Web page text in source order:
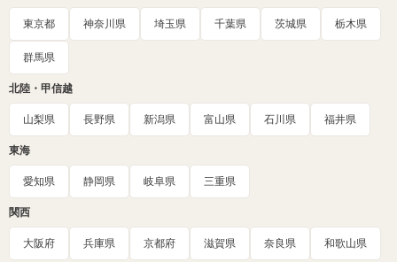
東京都 神奈川県 埼玉県 千葉県 茨城県 栃木県
群馬県
北陸・甲信越
山梨県 長野県 新潟県 富山県 石川県 福井県
東海
愛知県 静岡県 岐阜県 三重県
関西
大阪府 兵庫県 京都府 滋賀県 奈良県 和歌山県